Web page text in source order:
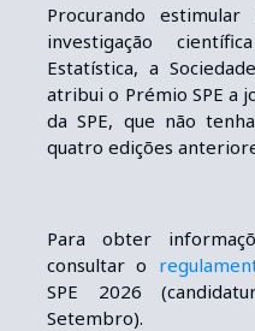
Procurando
investigação
Estatística, a
atribui o Prémio SPE a
da SPE, que não
quatro edições
Para obter
consultar o
SPE 2026
Setembro).